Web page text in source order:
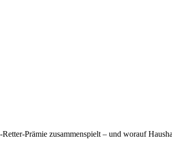
Prämie zusammenspielt – und worauf